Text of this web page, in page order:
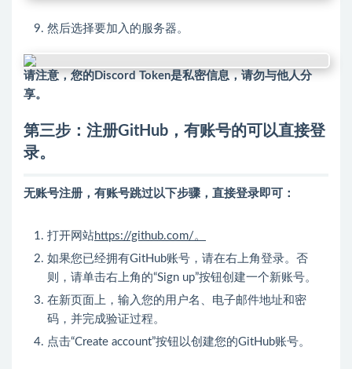
然后选择要加入的服务器。
请注意，您的Discord Token是私密信息，请勿与他人分
享。
第三步：注册GitHub，有账号的可以直接登
录。
无账号注册，有账号跳过以下步骤，直接登录即可：
打开网站https://github.com/。
如果您已经拥有GitHub账号，请在右上角登录。否
则，请单击右上角的“Sign up”按钮创建一个新账号。
在新页面上，输入您的用户名、电子邮件地址和密
码，并完成验证过程。
点击“Create account”按钮以创建您的GitHub账号。